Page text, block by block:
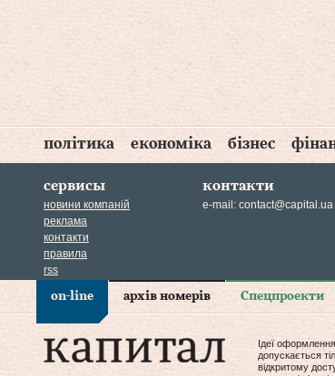
політика економіка бізнес
сервисы
новини компаній
реклама
контакти
правила
rss
контакти
e-mail: contact@capital.ua
on-line архів номерів Спецпроекти
Ідеї
допускається
відкритому